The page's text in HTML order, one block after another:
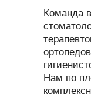
Команда
Нам по